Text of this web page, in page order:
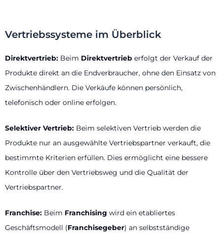
Vertriebssysteme im Überblick
Direktvertrieb: Beim Direktvertrieb erfolgt der Verkauf der
Produkte direkt an die Endverbraucher, ohne den Einsatz von
Zwischenhändlern. Die Verkäufe können persönlich,
telefonisch oder online erfolgen.
Selektiver Vertrieb: Beim selektiven Vertrieb werden die
Produkte nur an ausgewählte Vertriebspartner verkauft, die
bestimmte Kriterien erfüllen. Dies ermöglicht eine bessere
Kontrolle über den Vertriebsweg und die Qualität der
Vertriebspartner.
Franchise: Beim Franchising wird ein etabliertes
Geschäftsmodell (Franchisegeber) an selbstständige